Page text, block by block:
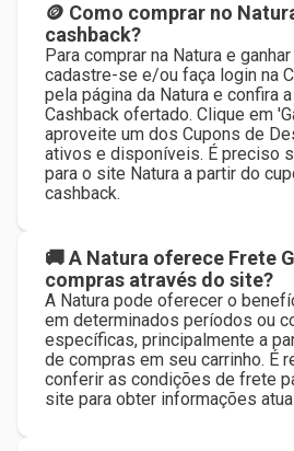
🪙 Como comprar no
cashback?
Para comprar na Natura e
cadastre-se e/ou faça login na
pela página da Natura e confira
Cashback ofertado. Clique em
aproveite um dos Cupons de
ativos e disponíveis. É preciso
para o site Natura a partir do
cashback.
🚚 A Natura oferece Frete
compras através do site?
A Natura pode oferecer o
em determinados períodos ou
específicas, principalmente a
de compras em seu carrinho. É
conferir as condições de frete
site para obter informações